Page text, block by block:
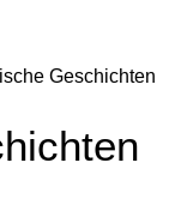
Geschichten